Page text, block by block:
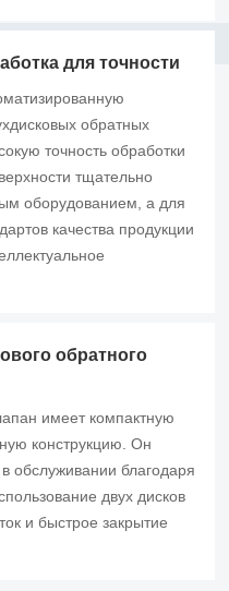
для точности
обратных
точность обработки
тщательно
оборудованием, а для
качества продукции
обратного
имеет компактную
конструкцию. Он
обслуживании благодаря
двух дисков
и быстрое закрытие